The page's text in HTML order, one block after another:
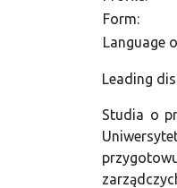
Form:
Language
Leading
Studia o